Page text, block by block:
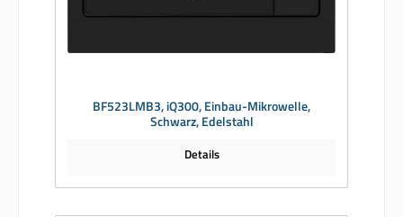
BF523LMB3, iQ300, Einbau-Mikrowelle,
Schwarz, Edelstahl
Details